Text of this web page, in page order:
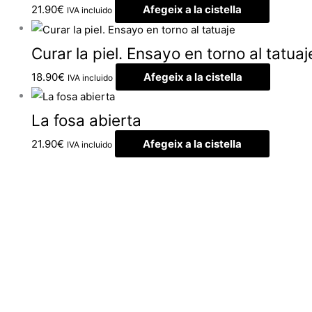
21.90€ IVA incluido Afegeix a la cistella
Curar la piel. Ensayo en torno al
18.90€ IVA incluido Afegeix a la cistella
La fosa abierta
21.90€ IVA incluido Afegeix a la cistella